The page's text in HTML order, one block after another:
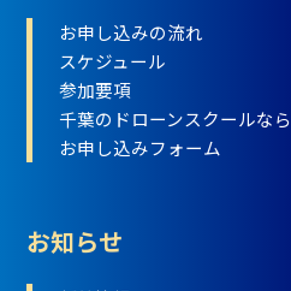
お申し込みの流れ
スケジュール
参加要項
千葉のドローンスクールなら
お申し込みフォーム
お知らせ